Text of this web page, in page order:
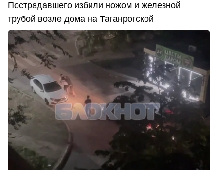
Пострадавшего избили ножом и железной
трубой возле дома на Таганрогской